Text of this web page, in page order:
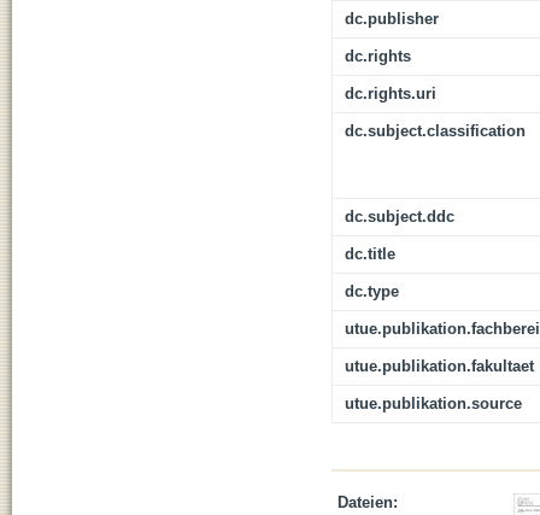
dc.publisher
dc.rights
dc.rights.uri
dc.subject.classification
dc.subject.ddc
dc.title
dc.type
utue.publikation.fakultaet
utue.publikation.source
Dateien: